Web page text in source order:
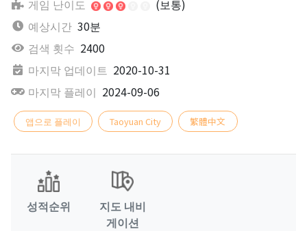
게임 난이도
(보통)
예상시간 30분
검색 횟수 2400
마지막 업데이트 2020-10-31
마지막 플레이 2024-09-06
앱으로 플레이 Taoyuan City 繁體中文
성적순위
지도 내비
게이션